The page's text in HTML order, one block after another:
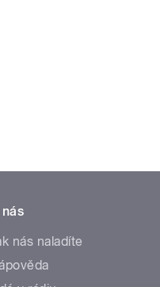
nás
nás naladíte